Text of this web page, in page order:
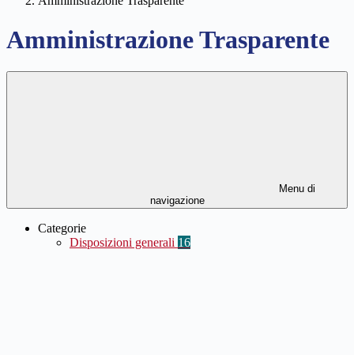
Amministrazione Trasparente
Menu di
navigazione
Categorie
Disposizioni generali 16